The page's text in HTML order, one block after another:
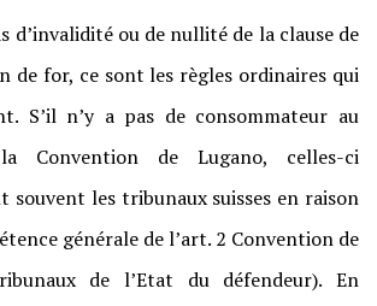
d’invalidité ou de nullité de la clause de
de for, ce sont les règles ordinaires qui
S’il n’y a pas de consommateur au
Convention de Lugano, celles-ci
souvent les tribunaux suisses en raison
générale de l’art. 2 Convention de
de l’Etat du défendeur). En